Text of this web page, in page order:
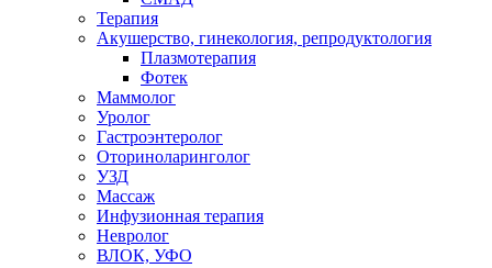
Терапия
Акушерство, гинекология, репродуктология
Плазмотерапия
Фотек
Маммолог
Уролог
Гастроэнтеролог
Оториноларинголог
УЗД
Массаж
Инфузионная терапия
Невролог
ВЛОК, УФО